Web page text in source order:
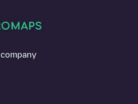
company